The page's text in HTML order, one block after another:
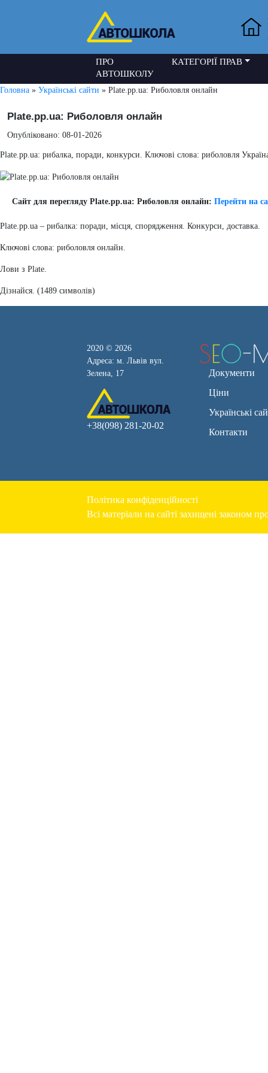
ПРО
АВТОШКОЛУ
КАТЕГОРІЇ ПРАВ
Головна » Українські сайти » Plate.pp.ua: Риболовля онлайн
Plate.pp.ua: Риболовля онлайн
Опубліковано: 08-01-2026
Plate.pp.ua: рибалка, поради, конкурси. Ключові слова: риболовля
Сайт для перегляду Plate.pp.ua: Риболовля онлайн: Перейти на
Plate.pp.ua – рибалка: поради, місця, спорядження. Конкурси, доставка.
Ключові слова: риболовля онлайн.
Лови з Plate.
Дізнайся. (1489 символів)
2020 © 2026
Адреса: м. Львів вул.
Зелена, 17
+38(098) 281-20-02
Документи
Ціни
Українські
Контакти
Політика конфіденційності
Всі матеріали на сайті захищені законом